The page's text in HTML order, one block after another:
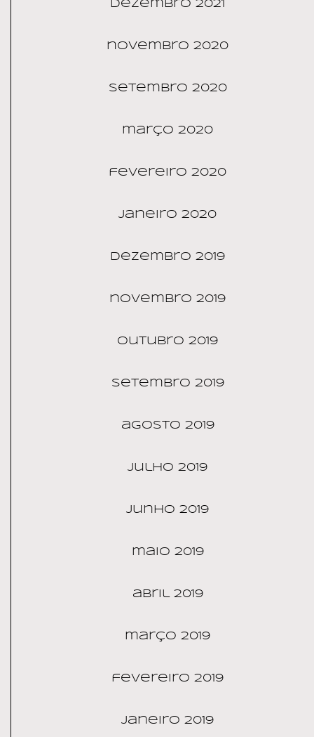
dezembro 2021
novembro 2020
setembro 2020
março 2020
fevereiro 2020
janeiro 2020
dezembro 2019
novembro 2019
outubro 2019
setembro 2019
agosto 2019
julho 2019
junho 2019
maio 2019
abril 2019
março 2019
fevereiro 2019
janeiro 2019